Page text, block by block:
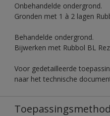
Onbehandelde ondergrond.
Gronden met 1 à 2 lagen
Behandelde ondergrond.
Bijwerken met Rubbol BL
Voor gedetailleerde
naar het technische